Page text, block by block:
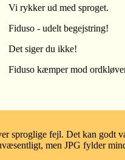
Vi rykkerud med sproget.
Fiduso - udelt begejstring!
Det siger duikke!
Fiduso kæmper mod ordkløve
sproglige fejl. Det kan godt
men JPG fylder